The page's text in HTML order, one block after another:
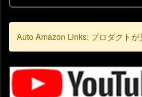
Auto Amazon Links: プロダクトが